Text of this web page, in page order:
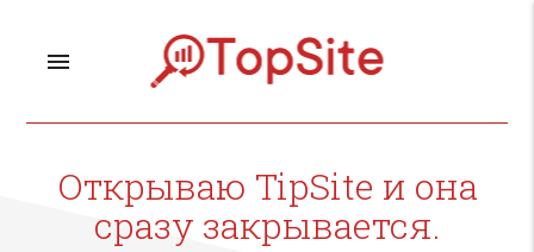
menu
Открываю TipSite и она
сразу закрывается.